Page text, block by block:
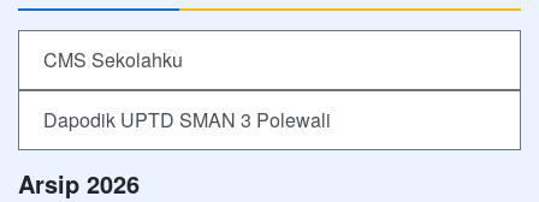
CMS Sekolahku
Dapodik UPTD SMAN 3 Polewali
Arsip 2026